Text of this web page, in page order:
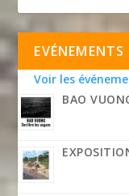
EVÉNEMENTS
Voir les
BAO